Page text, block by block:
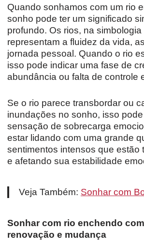
Quando sonhamos com um rio
sonho pode ter um significado
profundo. Os rios, na
representam a fluidez da vida,
jornada pessoal. Quando o rio
isso pode indicar uma fase de
abundância ou falta de controle
Se o rio parece transbordar ou
inundações no sonho, isso
sensação de sobrecarga
estar lidando com uma grande
sentimentos intensos que estão
e afetando sua estabilidade
Veja Também: Sonhar com
Sonhar com rio enchendo
renovação e mudança